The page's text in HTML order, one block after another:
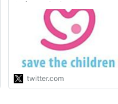
重症化する子どもが増えてし
まっています 以前から使わ
れている新型コロナの重症度
の定義や一般の方の持ってい
るイメージと実際に起きてい
ることの相違が大きく、入院
が…
twitter.com